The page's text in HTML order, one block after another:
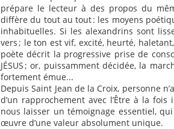
prépare le lecteur à des propos du
diffère du tout au tout : les moyens
inhabituelles. Si les alexandrins sont
vers ; le ton est vif, excité, heurté,
poète décrit la progressive prise de
JÉSUS ; or, puissamment décidée, la
fortement émue...
Depuis Saint Jean de la Croix, personne
d’un rapprochement avec l’Être à la
nous laisser un témoignage essentiel,
œuvre d’une valeur absolument unique.